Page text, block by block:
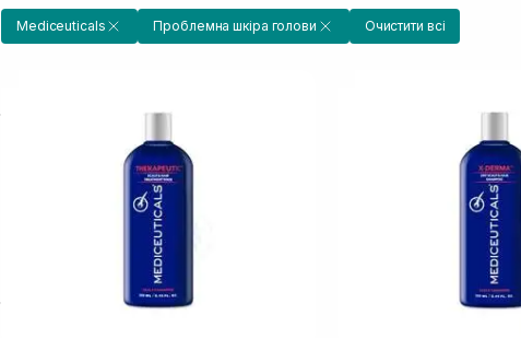
Mediceuticals Проблемна шкіра голови Очистити всі